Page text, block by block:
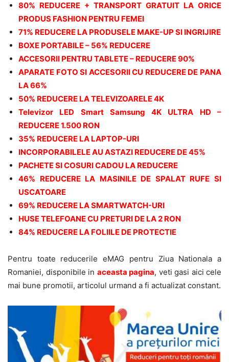
80% REDUCERE + TRANSPORT GRATUIT LA ORICE
PRODUS FASHION PENTRU FEMEI
71% REDUCERE LA PRODUSELE MAKE-UP SI INGRIJIRE
BOXE PORTABILE – 56% REDUCERE
ACCESORII PENTRU TABLETE – REDUCERE 90%
APARATE FOTO SI ACCESORII CU REDUCERE DE PANA
LA 66%
50% REDUCERE LA TELEVIZOARELE 4K
Televizor LED Smart Samsung 4K ULTRA HD –
REDUCERE 1.500 RON
35% REDUCERE LA LAPTOP-URI
INCORPORABILELE AU ASTAZI REDUCERE DE 45%
PACHETE SI COSURI CADOU LA REDUCERE
46% REDUCERE LA MASINILE DE SPALAT RUFE SI
USCATOARE
69% REDUCERE LA SMARTWATCH-URI
HUSE TELEFOANE CU PRETURI DE LA 2 RON
84% REDUCERE LA FOLIILE DE PROTECTIE
Pentru toate reducerile eMAG pentru Ziua Nationala a
Romaniei, disponibile in aceasta pagina, veti gasi aici cele
mai bune promotii, articolul urmand a fi actualizat constant.